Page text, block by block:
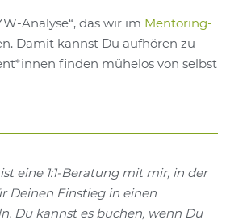
Analyse“, das wir im Mentoring-
Damit kannst Du aufhören zu
finden mühelos von selbst
eine 1:1-Beratung mit mir, in der
Deinen Einstieg in einen
Du kannst es buchen, wenn Du